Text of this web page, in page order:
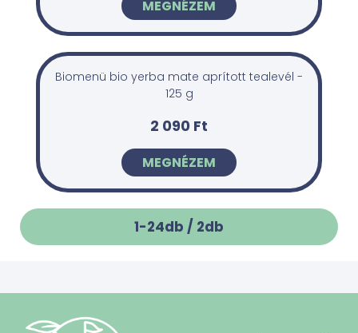
MEGNÉZEM
Biomenü bio yerba mate aprított tealevél -
125 g
2 090 Ft
MEGNÉZEM
1-24db / 2db